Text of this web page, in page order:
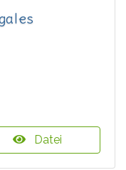
Datei